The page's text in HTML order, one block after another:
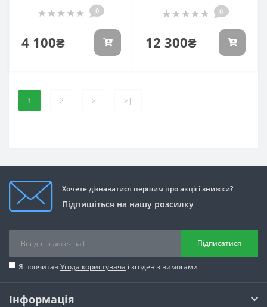
0
4 100₴
0
12 300₴
1 2 > >|
Хочете дізнаватися першим про акції і знижки?
Підпишіться на нашу розсилку
Підписатися
Я прочитавУгода користувача і згоден з вимогами
Інформація